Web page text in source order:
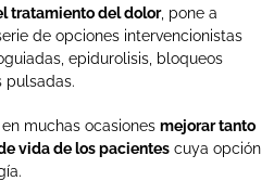
tratamiento del dolor, pone a
de opciones intervencionistas
epidurolisis, bloqueos
pulsadas.
muchas ocasiones mejorar tanto
vida de los pacientes cuya opción